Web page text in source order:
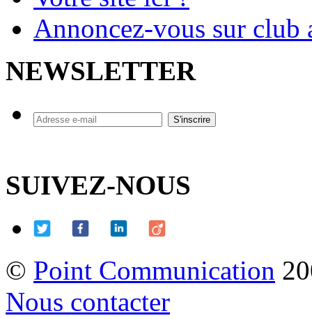
Annoncez-vous sur
NEWSLETTER
SUIVEZ-NOUS
© Point Communication
Nous contacter